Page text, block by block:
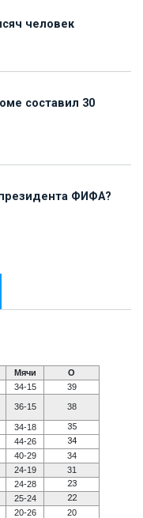
человек
составил 30
ФИФА?
Мячи
О
34-15 39
36-15 38
34-18 35
44-26 34
40-29
34
24-19
31
24-28 23
25-24 22
20-26
20